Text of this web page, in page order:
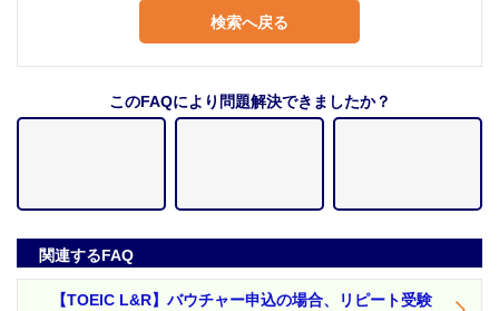
検索へ戻る
このFAQにより問題解決できましたか？
関連するFAQ
【TOEIC L&R】バウチャー申込の場合、リピート受験